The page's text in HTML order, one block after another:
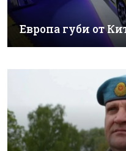
Европа губи от